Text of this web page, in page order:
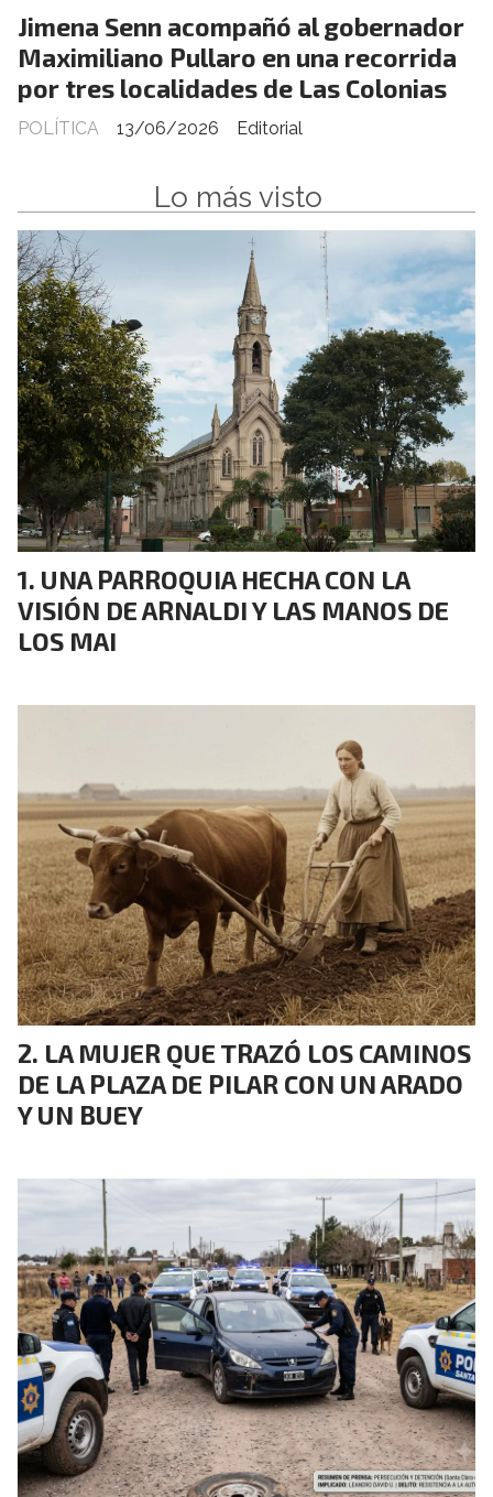
Jimena Senn acompañó al gobernador
Maximiliano Pullaro en una recorrida
por tres localidades de Las Colonias
Editorial
POLÍTICA 13/06/2026
Lo más visto
UNA PARROQUIA HECHA CON LA
VISIÓN DE ARNALDI Y LAS MANOS DE
LOS MAI
LA MUJER QUE TRAZÓ LOS CAMINOS
DE LA PLAZA DE PILAR CON UN ARADO
Y UN BUEY